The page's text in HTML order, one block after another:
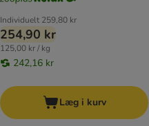
Individuelt 259,80 kr
254,90 kr
125,00 kr / kg
242,16 kr
Læg i kurv